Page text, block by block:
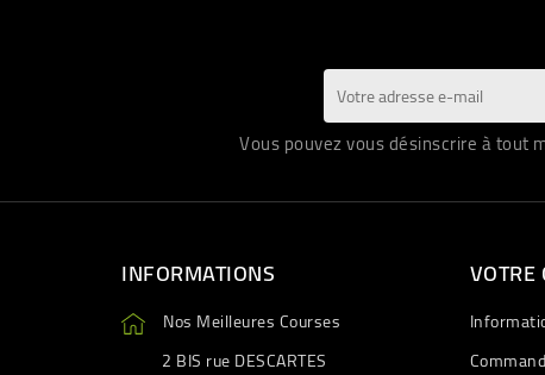
Vous pouvez vous désinscrire à tout
INFORMATIONS
Nos Meilleures Courses
2 BIS rue DESCARTES
VOTRE